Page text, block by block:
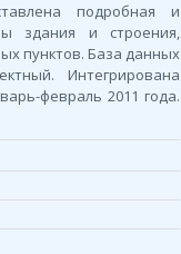
подробная и
здания и строения,
пунктов. База данных
Интегрирована
февраль 2011 года.